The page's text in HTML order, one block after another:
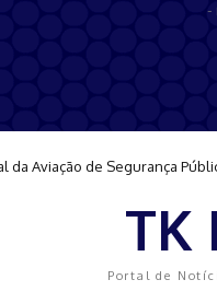
-
da Aviação de Segurança
TK
Portal de